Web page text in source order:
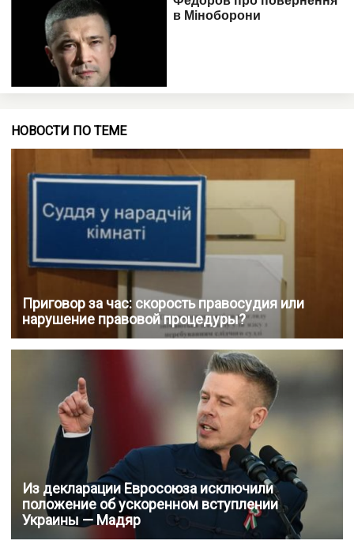
НОВОСТИ ПО ТЕМЕ
Приговор за час: скорость правосудия или
нарушение правовой процедуры?
Из декларации Евросоюза исключили
положение об ускоренном вступлении
Украины — Мадяр